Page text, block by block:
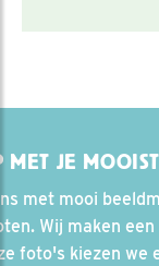
MET JE
met mooi
Wij maken
foto's kiezen we